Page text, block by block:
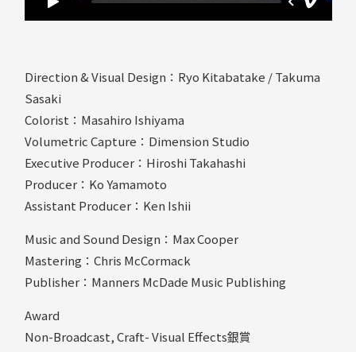
Direction & Visual Design：Ryo Kitabatake / Takuma
Sasaki
Colorist：Masahiro Ishiyama
Volumetric Capture：Dimension Studio
Executive Producer：Hiroshi Takahashi
Producer：Ko Yamamoto
Assistant Producer：Ken Ishii
Music and Sound Design：Max Cooper
Mastering：Chris McCormack
Publisher：Manners McDade Music Publishing
Award
Non-Broadcast, Craft- Visual Effects銀賞